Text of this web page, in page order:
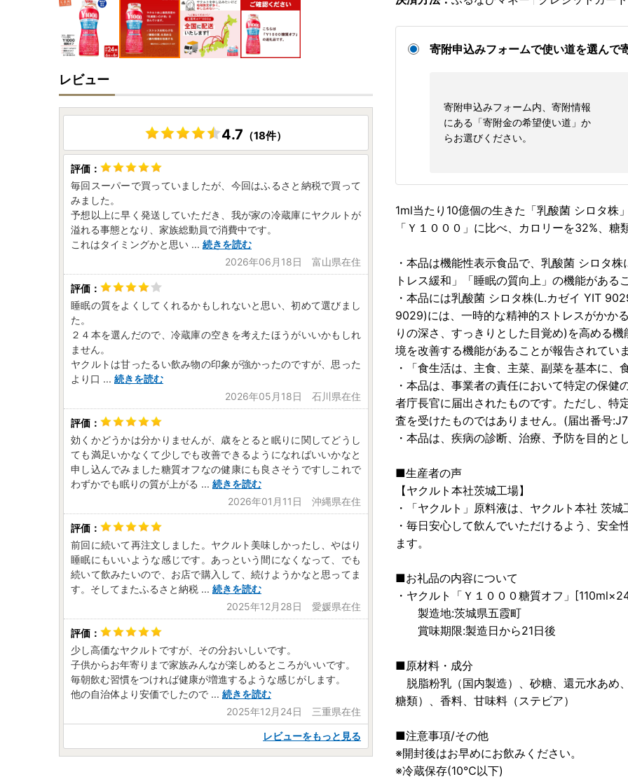
寄附申込みフォームで使い道を選んで
寄附申込みフォーム内、寄附情報
にある「寄附金の希望使い道」か
らお選びください。
1ml当たり10億個の生きた「乳酸菌 シロタ株
「Ｙ１０００」に比べ、カロリーを32%、
・本品は機能性表示食品で、乳酸菌 シロタ
トレス緩和」「睡眠の質向上」の機能がある
・本品には乳酸菌 シロタ株(L.カゼイ YIT
9029)には、一時的な精神的ストレスがかか
りの深さ、すっきりとした目覚め)を高める
境を改善する機能があることが報告されてい
・「食生活は、主食、主菜、副菜を基本に、
・本品は、事業者の責任において特定の保
者庁長官に届出されたものです。ただし、特
査を受けたものではありません。(届出番号
・本品は、疾病の診断、治療、予防を目的と
■生産者の声
【ヤクルト本社茨城工場】
・「ヤクルト」原料液は、ヤクルト本社 茨
・毎日安心して飲んでいただけるよう、安
ます。
■お礼品の内容について
・ヤクルト「Ｙ１０００糖質オフ」
製造地:茨城県五霞町
賞味期限:製造日から21日後
■原材料・成分
脱脂粉乳（国内製造）、砂糖、還元水あめ
糖類）、香料、甘味料（ステビア）
■注意事項/その他
※開封後はお早めにお飲みください。
※冷蔵保存(10℃以下)
レビュー
4.7 （18件）
毎回スーパーで買っていましたが、今回はふるさと納税で買って
みました。
予想以上に早く発送していただき、我が家の冷蔵庫にヤクルトが
溢れる事態となり、家族総動員で消費中です。
これはタイミングかと思い ... 続きを読む
2026年06月18日 富山県在住
睡眠の質をよくしてくれるかもしれないと思い、初めて選びまし
た。
２４本を選んだので、冷蔵庫の空きを考えたほうがいいかもしれ
ません。
ヤクルトは甘ったるい飲み物の印象が強かったのですが、思った
より口 ... 続きを読む
2026年05月18日 石川県在住
効くかどうかは分かりませんが、歳をとると眠りに関してどうし
ても満足いかなくて少しでも改善できるようになればいいかなと
申し込んでみました糖質オフなの健康にも良さそうですしこれで
わずかでも眠りの質が上がる ... 続きを読む
2026年01月11日 沖縄県在住
前回に続いて再注文しました。ヤクルト美味しかったし、やはり
睡眠にもいいような感じです。あっという間になくなって、でも
続いて飲みたいので、お店で購入して、続けようかなと思ってま
す。そしてまたふるさと納税 ... 続きを読む
2025年12月28日 愛媛県在住
少し高価なヤクルトですが、その分おいしいです。
子供からお年寄りまで家族みんなが楽しめるところがいいです。
毎朝飲む習慣をつければ健康が増進するような感じがします。
他の自治体より安価でしたので ... 続きを読む
2025年12月24日 三重県在住
レビューをもっと見る